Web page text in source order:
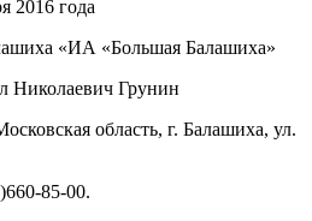
2016 года
«ИА «Большая Балашиха»
Николаевич Грунин
область, г. Балашиха, ул.
85-00.